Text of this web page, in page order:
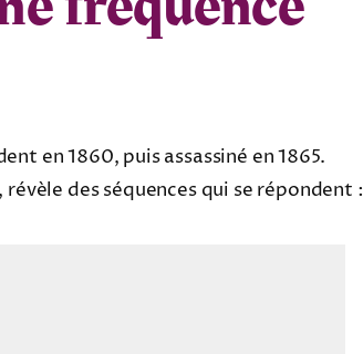
en 1860, puis assassiné en 1865.
, révèle des séquences qui se répondent :